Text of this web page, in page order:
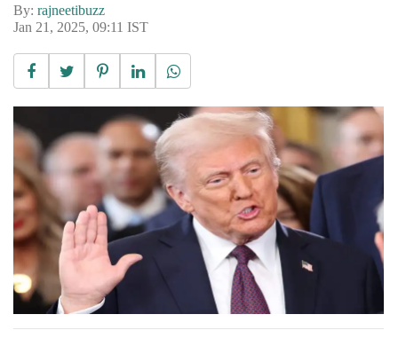
By: rajneetibuzz
Jan 21, 2025, 09:11 IST